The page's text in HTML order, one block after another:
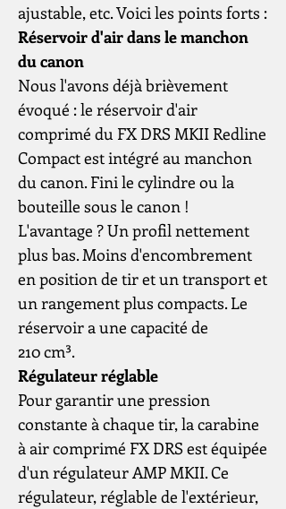
ajustable, etc. Voici les points forts :
Réservoir d'air dans le manchon
du canon
Nous l'avons déjà brièvement
évoqué : le réservoir d'air
comprimé du FX DRS MKII Redline
Compact est intégré au manchon
du canon. Fini le cylindre ou la
bouteille sous le canon !
L'avantage ? Un profil nettement
plus bas. Moins d'encombrement
en position de tir et un transport et
un rangement plus compacts. Le
réservoir a une capacité de
210 cm³.
Régulateur réglable
Pour garantir une pression
constante à chaque tir, la carabine
à air comprimé FX DRS est équipée
d'un régulateur AMP MKII. Ce
régulateur, réglable de l'extérieur,